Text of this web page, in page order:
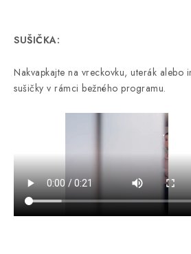
SUŠIČKA:
Nakvapkajte na vreckovku, uterák alebo
sušičky v rámci bežného programu.